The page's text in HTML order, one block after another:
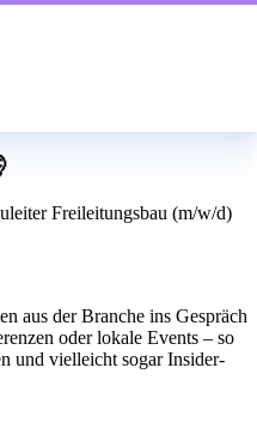
Freileitungsbau (m/w/d)
aus der Branche ins Gespräch
oder lokale Events – so
und vielleicht sogar Insider-